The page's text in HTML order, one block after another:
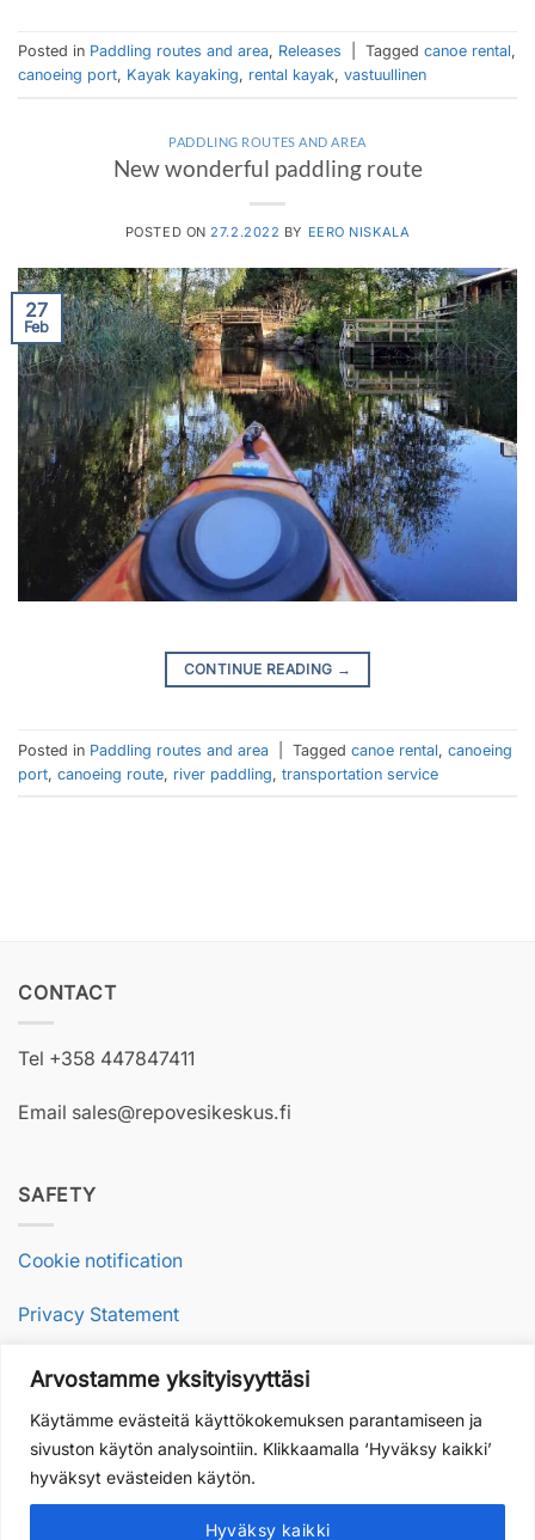
Arvostamme yksityisyyttäsi
Käytämme evästeitä käyttökokemuksen parantamiseen ja
sivuston käytön analysointiin. Klikkaamalla ‘Hyväksy kaikki’
hyväksyt evästeiden käytön.
Hyväksy kaikki
Posted in Paddling routes and area, Releases Tagged canoe rental,
canoeing port, Kayak kayaking, rental kayak, vastuullinen
PADDLING ROUTES AND AREA
New wonderful paddling route
POSTED ON 27.2.2022 BY EERO NISKALA
27
Feb
CONTINUE READING →
Posted in Paddling routes and area Tagged canoe rental, canoeing
port, canoeing route, river paddling, transportation service
CONTACT
Tel +358 447847411
Email sales@repovesikeskus.fi
SAFETY
Cookie notification
Privacy Statement
RESPONSIBILITY
Sustainable nature travel